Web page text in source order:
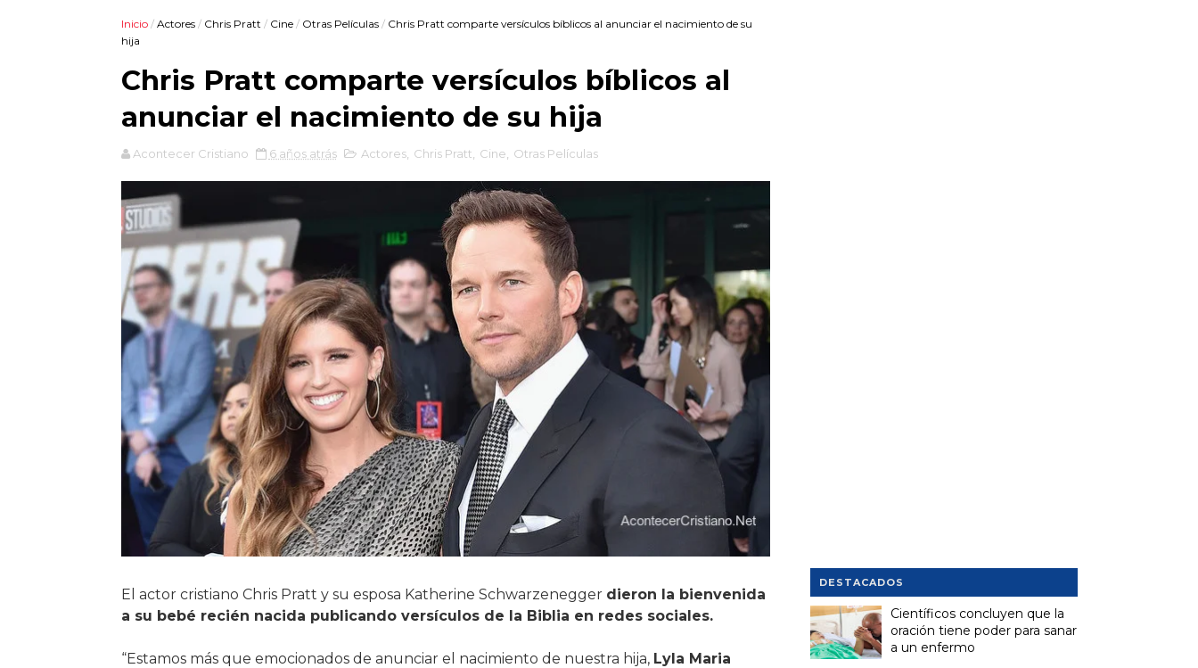
Inicio / Actores / Chris Pratt / Cine / Otras Películas / Chris Pratt comparte versículos bíblicos al anunciar el nacimiento de su
hija
Chris Pratt comparte versículos bíblicos al
anunciar el nacimiento de su hija
Acontecer Cristiano 6 años atrás Actores, Chris Pratt Cine Otras Películas
El actor cristiano Chris Pratt y su esposa Katherine Schwarzenegger dieron la bienvenida
a su bebé recién nacida publicando versículos de la Biblia en redes sociales.
“Estamos más que emocionados de anunciar el nacimiento de nuestra hija, Lyla Maria
DESTACADOS
Científicos concluyen que la
oración tiene poder para sanar
a un enfermo